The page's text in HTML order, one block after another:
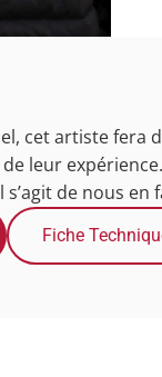
cet artiste fera
leur
de nous en
Fiche